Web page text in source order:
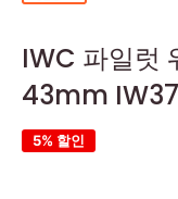
IWC 파일럿
43mm
5% 할인